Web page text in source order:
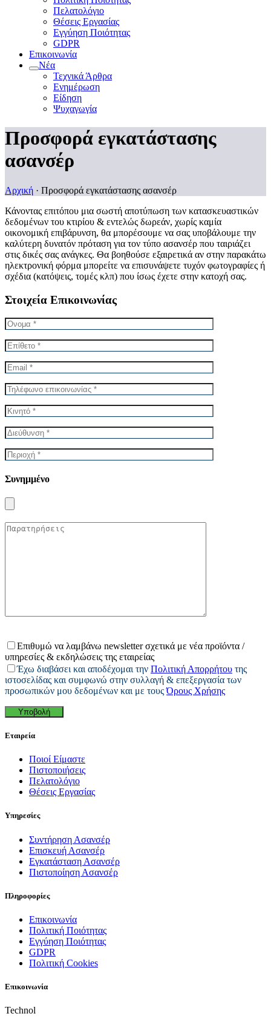
Πελατολόγιο
Θέσεις Εργασίας
Εγγύηση Ποιότητας
GDPR
Επικοινωνία
Νέα
Τεχνικά Άρθρα
Ενημέρωση
Είδηση
Ψυχαγωγία
Προσφορά εγκατάστασης
ασανσέρ
Αρχική · Προσφορά εγκατάστασης ασανσέρ
Κάνοντας επιτόπου μια σωστή αποτύπωση των κατασκευαστικών
δεδομένων του κτιρίου & εντελώς δωρεάν, χωρίς καμία
οικονομική επιβάρυνση, θα μπορέσουμε να σας υποβάλουμε την
καλύτερη δυνατόν πρόταση για τον τύπο ασανσέρ που ταιριάζει
στις δικές σας ανάγκες. Θα βοηθούσε εξαιρετικά αν στην παρακάτω
ηλεκτρονική φόρμα μπορείτε να επισυνάψετε τυχόν φωτογραφίες ή
σχέδια (κατόψεις, τομές κλπ) που ίσως έχετε στην κατοχή σας.
Στοιχεία Επικοινωνίας
Συνημμένο
Επιθυμώ να λαμβάνω newsletter σχετικά με νέα προϊόντα /
υπηρεσίες & εκδηλώσεις της εταιρείας
Έχω διαβάσει και αποδέχομαι την Πολιτική Απορρήτου της
ιστοσελίδας και συμφωνώ στην συλλαγή & επεξεργασία των
προσωπικών μου δεδομένων και με τουςΌρους Χρήσης
Εταιρεία
Ποιοί Είμαστε
Πιστοποιήσεις
Πελατολόγιο
Θέσεις Εργασίας
Υπηρεσίες
Συντήρηση Ασανσέρ
Επισκευή Ασανσέρ
Εγκατάσταση Ασανσέρ
Πιστοποίηση Ασανσέρ
Πληροφορίες
Επικοινωνία
Πολιτική Ποιότητας
Εγγύηση Ποιότητας
GDPR
Πολιτική Cookies
Επικοινωνία
Technol